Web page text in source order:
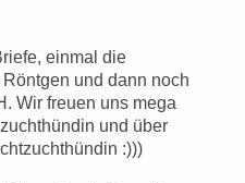
einmal die
Röntgen und dann noch
Wir freuen uns mega
und über
:)))